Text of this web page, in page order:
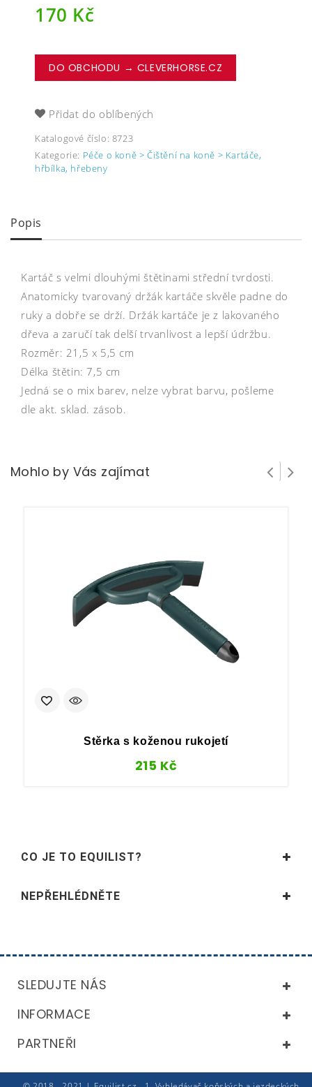
170 Kč
DO OBCHODU → CLEVERHORSE.CZ
Přidat do oblíbených
Katalogové číslo: 8723
Kategorie: Péče o koně > Čištění na koně > Kartáče,
hřbílka, hřebeny
Popis
Kartáč s velmi dlouhými štětinami střední tvrdosti.
Anatomicky tvarovaný držák kartáče skvěle padne do
ruky a dobře se drží. Držák kartáče je z lakovaného
dřeva a zaručí tak delší trvanlivost a lepší údržbu.
Rozměr: 21,5 x 5,5 cm
Délka štětin: 7,5 cm
Jedná se o mix barev, nelze vybrat barvu, pošleme
dle akt. sklad. zásob.
Mohlo by Vás zajímat
Stěrka s koženou rukojetí
215 Kč
CO JE TO EQUILIST?
NEPŘEHLÉDNĚTE
SLEDUJTE NÁS
INFORMACE
PARTNEŘI